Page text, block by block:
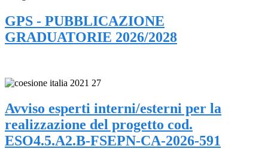
GPS - PUBBLICAZIONE
GRADUATORIE 2026/2028
Avviso esperti interni/esterni per la
realizzazione del progetto cod.
ESO4.5.A2.B-FSEPN-CA-2026-591